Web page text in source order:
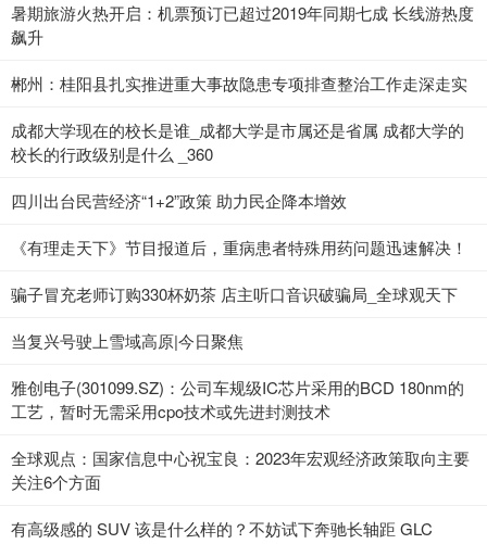
暑期旅游火热开启：机票预订已超过2019年同期七成 长线游热度
飙升
郴州：桂阳县扎实推进重大事故隐患专项排查整治工作走深走实
成都大学现在的校长是谁_成都大学是市属还是省属 成都大学的
校长的行政级别是什么 _360
四川出台民营经济“1+2”政策 助力民企降本增效
《有理走天下》节目报道后，重病患者特殊用药问题迅速解决！
骗子冒充老师订购330杯奶茶 店主听口音识破骗局_全球观天下
当复兴号驶上雪域高原|今日聚焦
雅创电子(301099.SZ)：公司车规级IC芯片采用的BCD 180nm的
工艺，暂时无需采用cpo技术或先进封测技术
全球观点：国家信息中心祝宝良：2023年宏观经济政策取向主要
关注6个方面
有高级感的 SUV 该是什么样的？不妨试下奔驰长轴距 GLC